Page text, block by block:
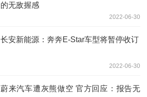
的无敌握感
2022-06-30
长安新能源：奔奔E-Star车型将暂停收订
2022-06-30
蔚来汽车遭灰熊做空 官方回应：报告无